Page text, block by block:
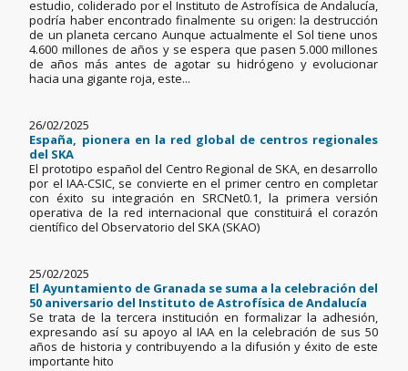
estudio, coliderado por el Instituto de Astrofísica de Andalucía,
podría haber encontrado finalmente su origen: la destrucción
de un planeta cercano Aunque actualmente el Sol tiene unos
4.600 millones de años y se espera que pasen 5.000 millones
de años más antes de agotar su hidrógeno y evolucionar
hacia una gigante roja, este...
26/02/2025
España, pionera en la red global de centros regionales
del SKA
El prototipo español del Centro Regional de SKA, en desarrollo
por el IAA-CSIC, se convierte en el primer centro en completar
con éxito su integración en SRCNet0.1, la primera versión
operativa de la red internacional que constituirá el corazón
científico del Observatorio del SKA (SKAO)
25/02/2025
El Ayuntamiento de Granada se suma a la celebración del
50 aniversario del Instituto de Astrofísica de Andalucía
Se trata de la tercera institución en formalizar la adhesión,
expresando así su apoyo al IAA en la celebración de sus 50
años de historia y contribuyendo a la difusión y éxito de este
importante hito